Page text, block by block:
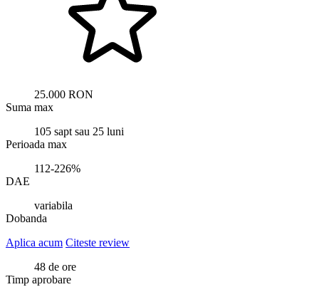
25.000 RON
Suma max
105 sapt sau 25 luni
Perioada max
112-226%
DAE
variabila
Dobanda
Aplica acum Citeste review
48 de ore
Timp aprobare